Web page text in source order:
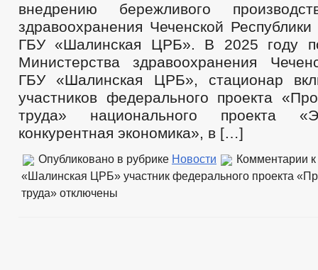
внедрению бережливого
здравоохранения Чеченской
ГБУ «Шалинская ЦРБ». В 2025 году
Министерства здравоохранения
ГБУ «Шалинская ЦРБ», стационар
участников федерального проекта
труда» национального проекта
конкурентная экономика», в […]
Опубликовано в рубрике Новости Комментарии
«Шалинская ЦРБ» участник федерального проекта
труда» отключены